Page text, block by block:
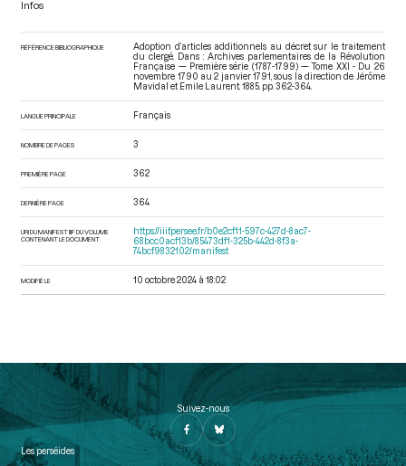
Infos
RÉFÉRENCE BIBLIOGRAPHIQUE
Adoption d’articles additionnels au décret sur le traitement
du clergé. Dans : Archives parlementaires de la Révolution
Française — Première série (1787-1799) — Tome XXI - Du 26
novembre 1790 au 2 janvier 1791 , sous la direction de Jérôme
Mavidal et Emile Laurent. 1885. pp. 362-364.
LANGUE PRINCIPALE Français
NOMBRE DE PAGES 3
PREMIÈRE PAGE 362
DERNIÈRE PAGE 364
URI DU MANIFEST IIIF DU VOLUME
CONTENANT LE DOCUMENT
https://iiif.persee.fr/b0e2cf11-597c-427d-8ac7-
68bcc0acf13b/85473df1-325b-442d-8f3a-
74bcf9832102/manifest
MODIFIÉ LE 10 octobre 2024 à 18:02
Suivez-nous
Les perséides